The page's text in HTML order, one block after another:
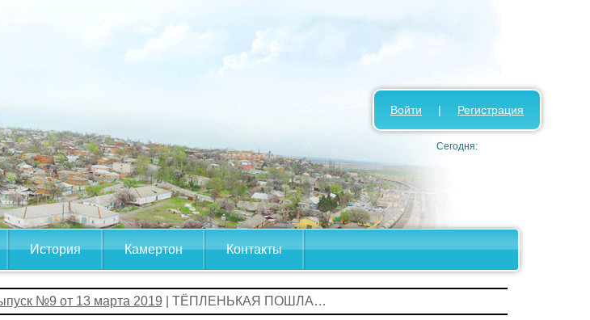
История Камертон Контакты
Войти | Регистрация
Сегодня:
№9 от 13 марта 2019 | ТЁПЛЕНЬКАЯ ПОШЛА…